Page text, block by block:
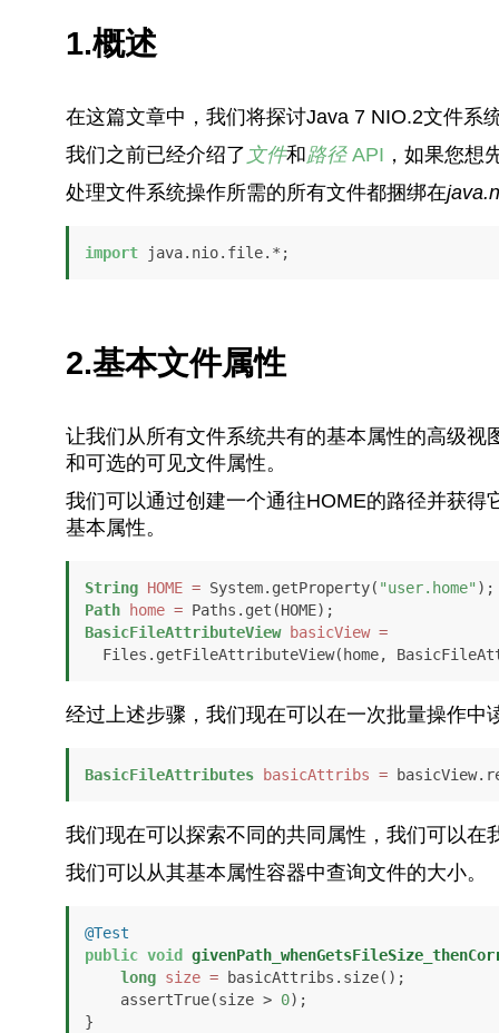
1.概述
在这篇文章中，我们将探讨Java 7 NIO.2文件系
我们之前已经介绍了 文件和路径API ，如果您想
处理文件系统操作所需的所有文件都捆绑在
import java.nio.file.*;
2.基本文件属性
让我们从所有文件系统共有的基本属性的高级视
和可选的可见文件属性。
我们可以通过创建一个通往HOME的路径并获
基本属性。
String HOME = System.getProperty( "user.home"
Path
home =
BasicFileAttributeView
basicView =
Files.getFileAttributeView(home,
经过上述步骤，我们现在可以在一次批量操作中
BasicFileAttributes basicAttribs =
我们现在可以探索不同的共同属性，我们可以
我们可以从其基本属性容器中查询文件的大小。
@Test
public void
long size = basicAttribs.size();
    assertTrue(size >
0);
}